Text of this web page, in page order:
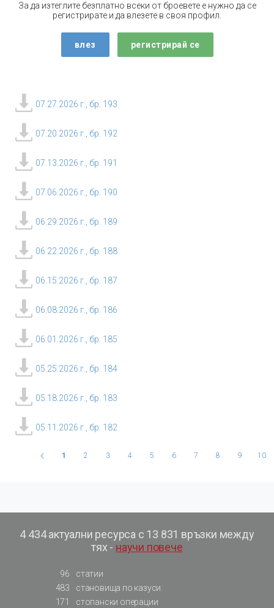
За да изтеглите безплатно всеки от броевете е нужно да се
регистрирате и да влезете в своя профил.
влез регистрирай се
07.27.2026 г., бр. 193
07.20.2026 г., бр. 192
07.13.2026 г., бр. 191
07.06.2026 г., бр. 190
06.29.2026 г., бр. 189
06.22.2026 г., бр. 188
06.15.2026 г., бр. 187
06.08.2026 г., бр. 186
06.01.2026 г., бр. 185
05.25.2026 г., бр. 184
05.18.2026 г., бр. 183
05.11.2026 г., бр. 182
‹ 1 2 3 4 5 6 7 8 9 10
4 434 актуални ресурса с 13 831 връзки между
тях - научи повече
96
статии
483
становища по казуси
171
стопански операции